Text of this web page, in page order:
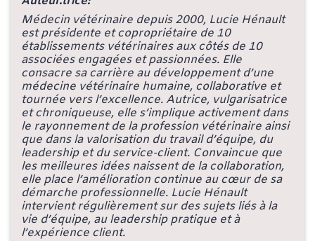
Médecin vétérinaire depuis 2000, Lucie Hénault
est présidente et copropriétaire de 10
établissements vétérinaires aux côtés de 10
associées engagées et passionnées. Elle
consacre sa carrière au développement d’une
médecine vétérinaire humaine, collaborative et
tournée vers l’excellence. Autrice, vulgarisatrice
et chroniqueuse, elle s’implique activement dans
le rayonnement de la profession vétérinaire ainsi
que dans la valorisation du travail d’équipe, du
leadership et du service-client. Convaincue que
les meilleures idées naissent de la collaboration,
elle place l’amélioration continue au cœur de sa
démarche professionnelle. Lucie Hénault
intervient régulièrement sur des sujets liés à la
vie d’équipe, au leadership pratique et à
l’expérience client.